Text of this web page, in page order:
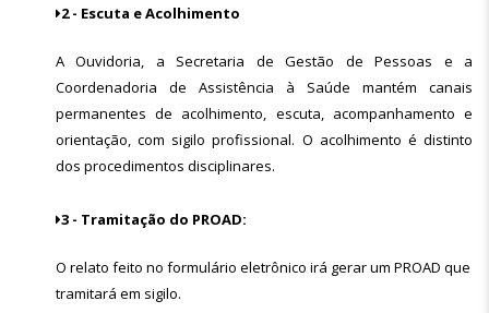
2 - Escuta e Acolhimento
A Ouvidoria, a Secretaria de Gestão de Pessoas e a
Coordenadoria de Assistência à Saúde mantém canais
permanentes de acolhimento, escuta, acompanhamento e
orientação, com sigilo profissional. O acolhimento é distinto
dos procedimentos disciplinares.
3 - Tramitação do PROAD:
O relato feito no formulário eletrônico irá gerar um PROAD que
tramitará em sigilo.